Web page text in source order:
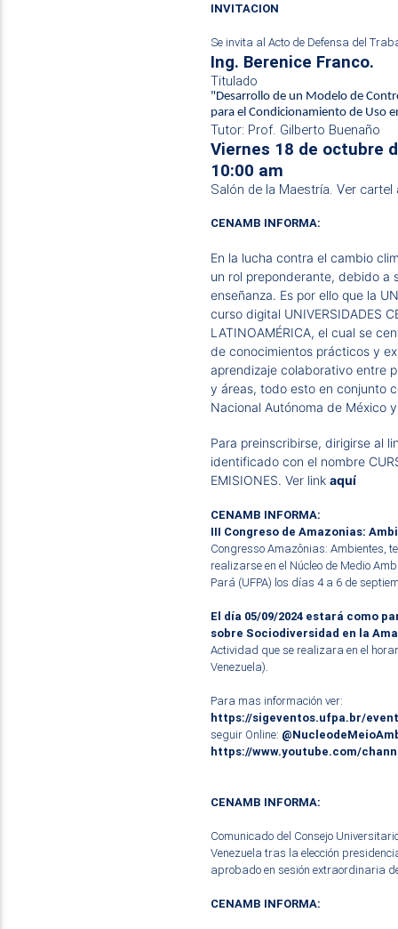
INVITACION
Se invita al Acto de Defensa del
Ing. Berenice Franco.
Titulado
"Desarrollo de un Modelo de
para el Condicionamiento de Uso
Tutor: Prof. Gilberto Buenaño
Viernes 18 de octubre
10:00 am
Salón de la Maestría. Ver cartel
CENAMB INFORMA:
En la lucha contra el cambio
un rol preponderante, debido a
enseñanza. Es por ello que la
curso digital UNIVERSIDADES
LATINOAMÉRICA, el cual se
de conocimientos prácticos y
aprendizaje colaborativo entre
y áreas, todo esto en conjunto
Nacional Autónoma de México
Para preinscribirse, dirigirse al
identificado con el nombre
EMISIONES. Ver link aquí
CENAMB INFORMA:
III Congreso de Amazonias:
Congresso Amazônias: Ambientes,
realizarse en el Núcleo de Medio
Pará (UFPA) los días 4 a 6 de
El día 05/09/2024 estará como
sobre Sociodiversidad en la
Actividad que se realizara en el
Venezuela).
Para mas información ver:
https://sigeventos.ufpa.br/
seguir Online:
https://www.youtube.com/
CENAMB INFORMA:
Comunicado del Consejo
Venezuela tras la elección
aprobado en sesión extraordinaria
CENAMB INFORMA: